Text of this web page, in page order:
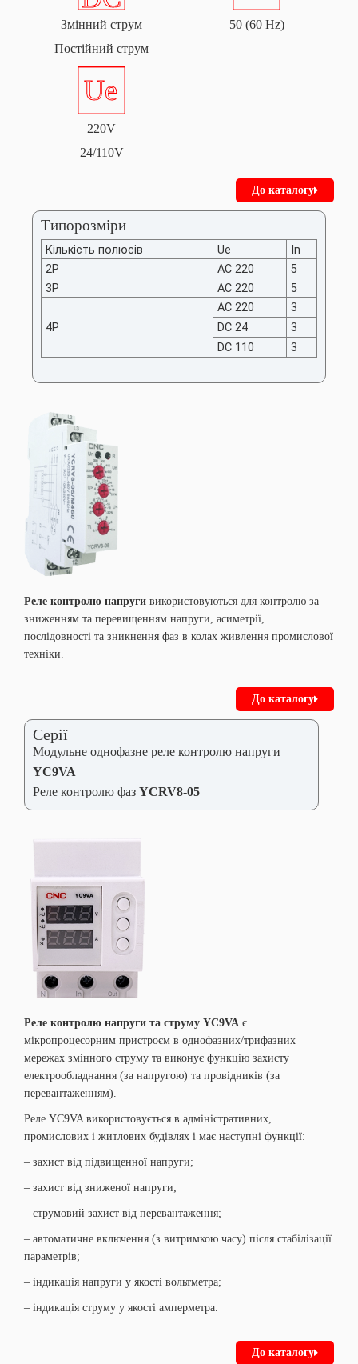
Змінний струм
Постійний струм
50 (60 Hz)
220V
24/110V
До каталогу
Типорозміри
Кількість полюсів Ue
In
2P
AC 220
5
3P
AC 220 5
4P
AC 220
3
DC 24
3
DC 110
3
Реле контролю напруги використовуються для контролю за
зниженням та перевищенням напруги, асиметрії,
послідовності та зникнення фаз в колах живлення промислової
техніки.
До каталогу
Серії
Модульне однофазне реле контролю напруги
YC9VA
Реле контролю фаз YCRV8-05
Реле контролю напруги та струму YC9VA є
мікропроцесорним пристроєм в однофазних/трифазних
мережах змінного струму та виконує функцію захисту
електрообладнання (за напругою) та провідників (за
перевантаженням).
Реле YC9VA використовується в адміністративних,
промислових і житлових будівлях і має наступні функції:
– захист від підвищенної напруги;
– захист від зниженої напруги;
– струмовий захист від перевантаження;
– автоматичне включення (з витримкою часу) після стабілізації
параметрів;
– індикація напруги у якості вольтметра;
– індикація струму у якості амперметра.
До каталогу